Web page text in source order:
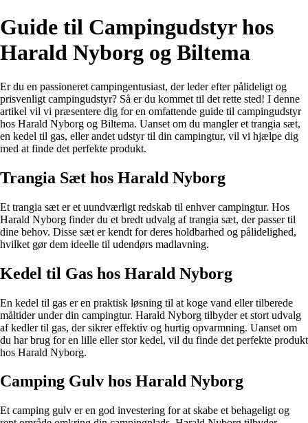
Guide til Campingudstyr hos
Harald Nyborg og Biltema
Er du en passioneret campingentusiast, der leder efter pålideligt og
prisvenligt campingudstyr? Så er du kommet til det rette sted! I denne
artikel vil vi præsentere dig for en omfattende guide til campingudstyr
hos Harald Nyborg og Biltema. Uanset om du mangler et trangia sæt,
en kedel til gas, eller andet udstyr til din campingtur, vil vi hjælpe dig
med at finde det perfekte produkt.
Trangia Sæt hos Harald Nyborg
Et trangia sæt er et uundværligt redskab til enhver campingtur. Hos
Harald Nyborg finder du et bredt udvalg af trangia sæt, der passer til
dine behov. Disse sæt er kendt for deres holdbarhed og pålidelighed,
hvilket gør dem ideelle til udendørs madlavning.
Kedel til Gas hos Harald Nyborg
En kedel til gas er en praktisk løsning til at koge vand eller tilberede
måltider under din campingtur. Harald Nyborg tilbyder et stort udvalg
af kedler til gas, der sikrer effektiv og hurtig opvarmning. Uanset om
du har brug for en lille eller stor kedel, vil du finde det perfekte produkt
hos Harald Nyborg.
Camping Gulv hos Harald Nyborg
Et camping gulv er en god investering for at skabe et behageligt og